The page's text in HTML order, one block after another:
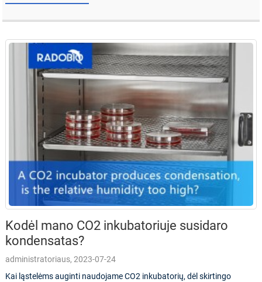
Kodėl mano CO2 inkubatoriuje susidaro
kondensatas?
administratoriaus, 2023-07-24
Kai ląstelėms auginti naudojame CO2 inkubatorių, dėl skirtingo